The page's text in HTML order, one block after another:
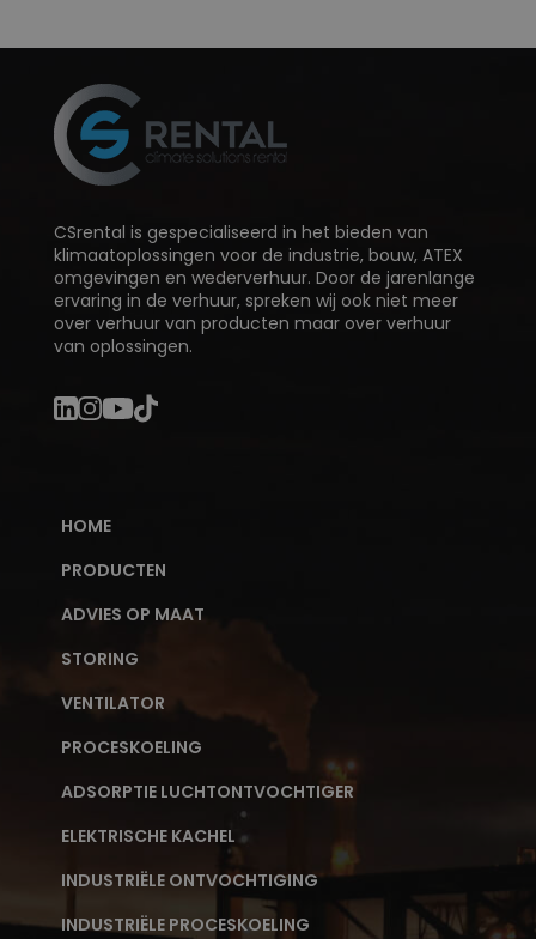
CSrental is gespecialiseerd in het bieden van
klimaatoplossingen voor de industrie, bouw, ATEX
omgevingen en wederverhuur. Door de jarenlange
ervaring in de verhuur, spreken wij ook niet meer
over verhuur van producten maar over verhuur
van oplossingen.
HOME
PRODUCTEN
ADVIES OP MAAT
STORING
VENTILATOR
PROCESKOELING
ADSORPTIE LUCHTONTVOCHTIGER
ELEKTRISCHE KACHEL
INDUSTRIËLE ONTVOCHTIGING
INDUSTRIËLE PROCESKOELING